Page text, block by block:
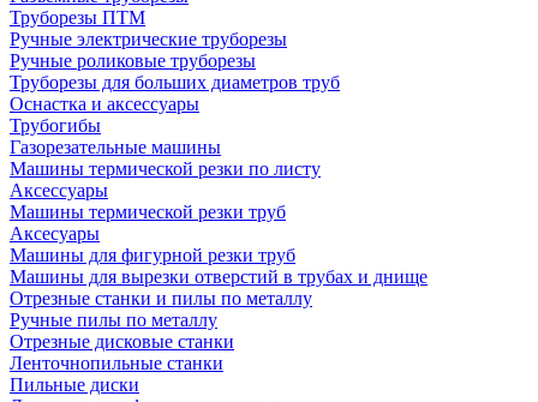
Труборезы ПТМ
Ручные электрические труборезы
Ручные роликовые труборезы
Труборезы для больших диаметров труб
Оснастка и аксессуары
Трубогибы
Газорезательные машины
Машины термической резки по листу
Аксессуары
Машины термической резки труб
Аксесуары
Машины для фигурной резки труб
Машины для вырезки отверстий в трубах и днище
Отрезные станки и пилы по металлу
Ручные пилы по металлу
Отрезные дисковые станки
Ленточнопильные станки
Пильные диски